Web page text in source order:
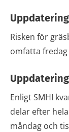
Risken för
omfatta
Enligt SMHI
delar efter
måndag och